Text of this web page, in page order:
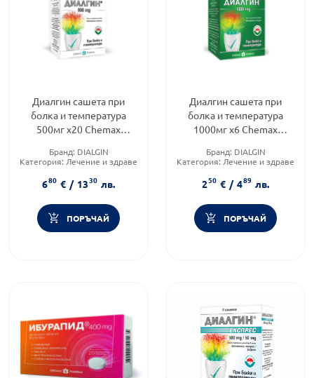
Диалгин сашета при
болка и температура
500мг х20 Chemax
Бранд: DIALGIN
Категория: Лечение и здраве
680 € / 1330 лв.
ПОРЪЧАЙ
Диалгин сашета при
болка и температура
1000мг х6 Chemax
Бранд: DIALGIN
Категория: Лечение и здраве
250 € / 489 лв.
ПОРЪЧАЙ